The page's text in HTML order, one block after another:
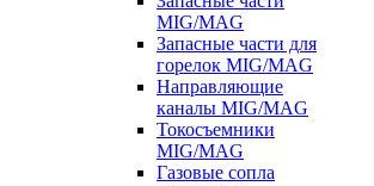
MIG/MAG
Запасные части для
горелок MIG/MAG
Направляющие
каналы MIG/MAG
Токосъемники
MIG/MAG
Газовые сопла